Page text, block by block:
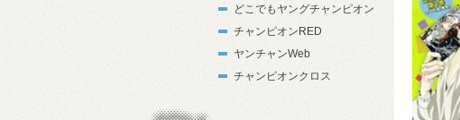
どこでもヤングチャンピオン
チャンピオンRED
ヤンチャンWeb
チャンピオンクロス